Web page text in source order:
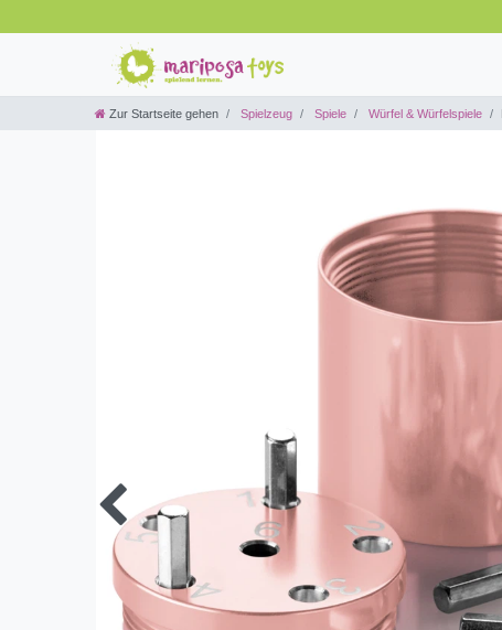
Zur Startseite gehen Spielzeug Spiele Würfel & Würfelspiele